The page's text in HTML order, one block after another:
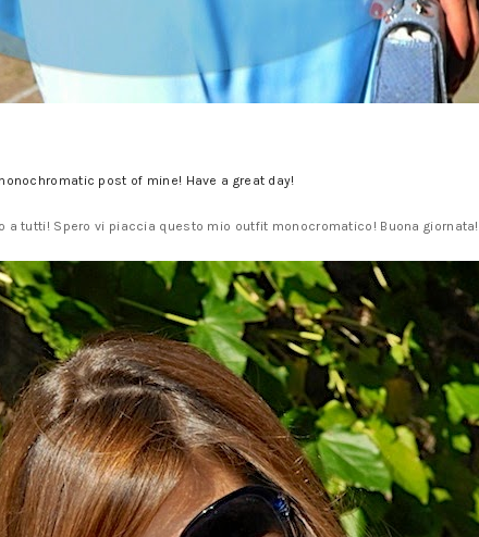
post of mine! Have a great day!
a tutti! Spero vi piaccia questo mio outfit monocromatico! Buona giornata!